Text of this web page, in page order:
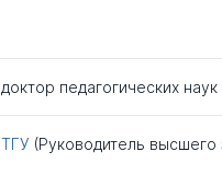
доктор педагогических наук
ТГУ (Руководитель высшего